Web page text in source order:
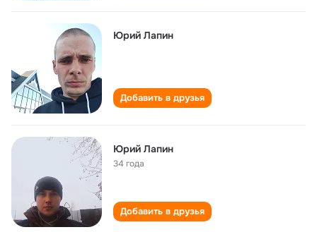
Юрий Лапин
Добавить в друзья
Юрий Лапин
34 года
Добавить в друзья